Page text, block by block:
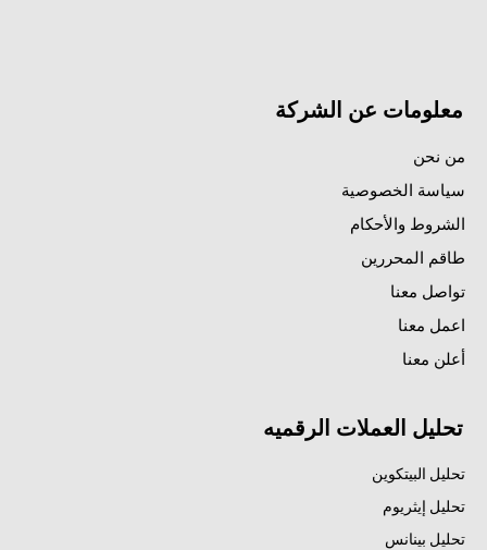
معلومات عن الشركة
من نحن
سياسة الخصوصية
الشروط والأحكام
طاقم المحررين
تواصل معنا
اعمل معنا
أعلن معنا
تحليل العملات الرقميه
تحليل البيتكوين
تحليل إيثريوم
تحليل بينانس